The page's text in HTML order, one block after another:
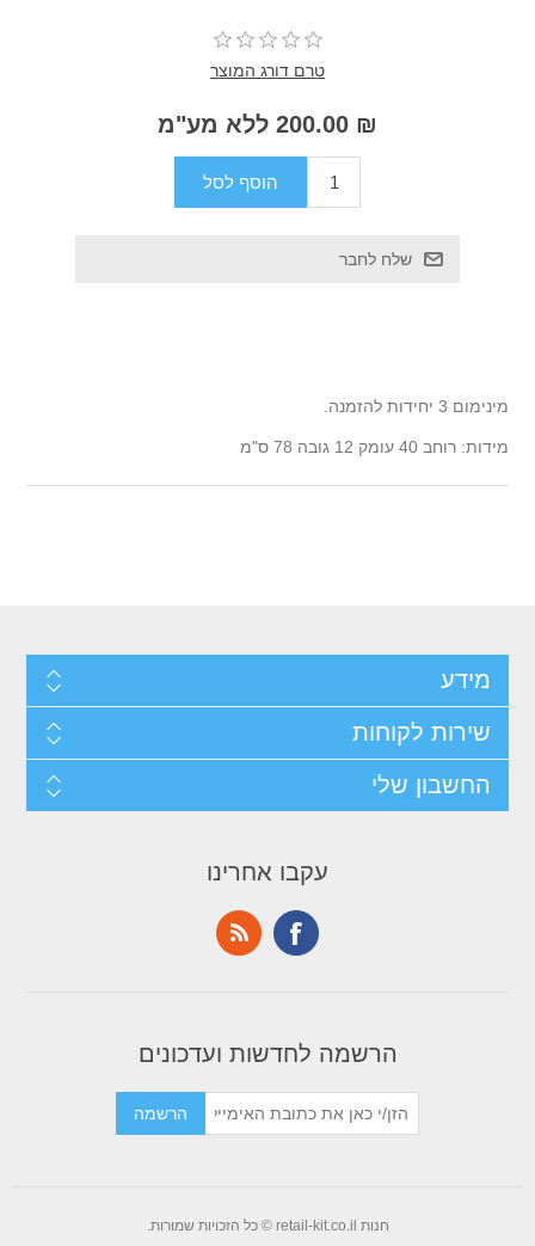
טרם דורג המוצר
₪ 200.00 ללא מע"מ
מינימום 3 יחידות להזמנה.
מידות: רוחב 40 עומק 12 גובה 78 ס"מ
מידע
שירות לקוחות
החשבון שלי
עקבו אחרינו
הרשמה לחדשות ועדכונים
חנות retail-kit.co.il © כל הזכויות שמורות.